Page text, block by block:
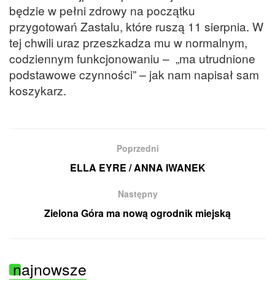
będzie w pełni zdrowy na początku
przygotowań Zastalu, które ruszą 11 sierpnia. W
tej chwili uraz przeszkadza mu w normalnym,
codziennym funkcjonowaniu – „ma utrudnione
podstawowe czynności” – jak nam napisał sam
koszykarz.
Poprzedni
ELLA EYRE / ANNA IWANEK
Następny
Zielona Góra ma nową ogrodnik miejską
najnowsze